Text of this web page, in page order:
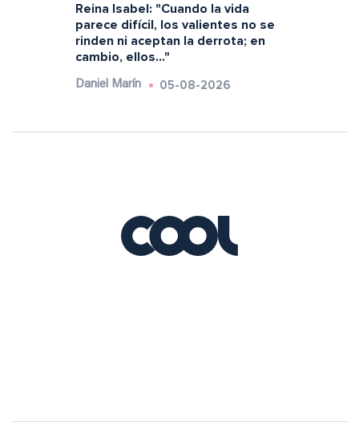
Reina Isabel: "Cuando la vida
parece difícil, los valientes no se
rinden ni aceptan la derrota; en
cambio, ellos..."
Daniel Marín 05-08-2026